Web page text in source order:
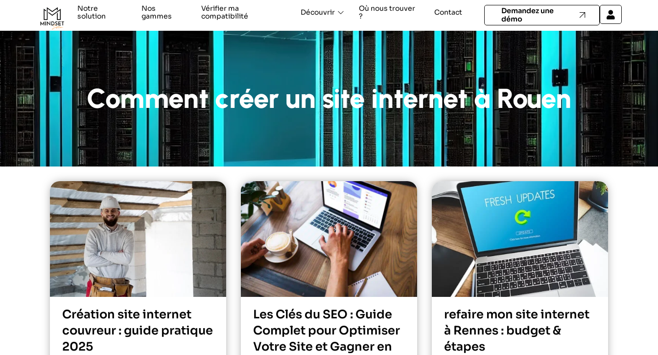
Notre
solution
Nos
gammes
Vérifier ma
compatibilité
Découvrir
Où nous trouver
?
Contact
Demandez une
démo
Comment créer un site internet à Rouen
Création site internet
couvreur : guide pratique
2025
Les Clés du SEO : Guide
Complet pour Optimiser
Votre Site et Gagner en
refaire mon site internet
à Rennes : budget &
étapes